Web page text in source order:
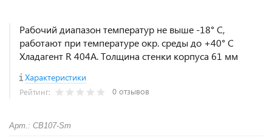
Рабочий диапазон температур не выше -18° С,
работают при температуре окр. среды до +40° С
Хладагент R 404A. Толщина стенки корпуса 61 мм
Характеристики
Рейтинг: 0 отзывов
Арт.: CB107-Sm